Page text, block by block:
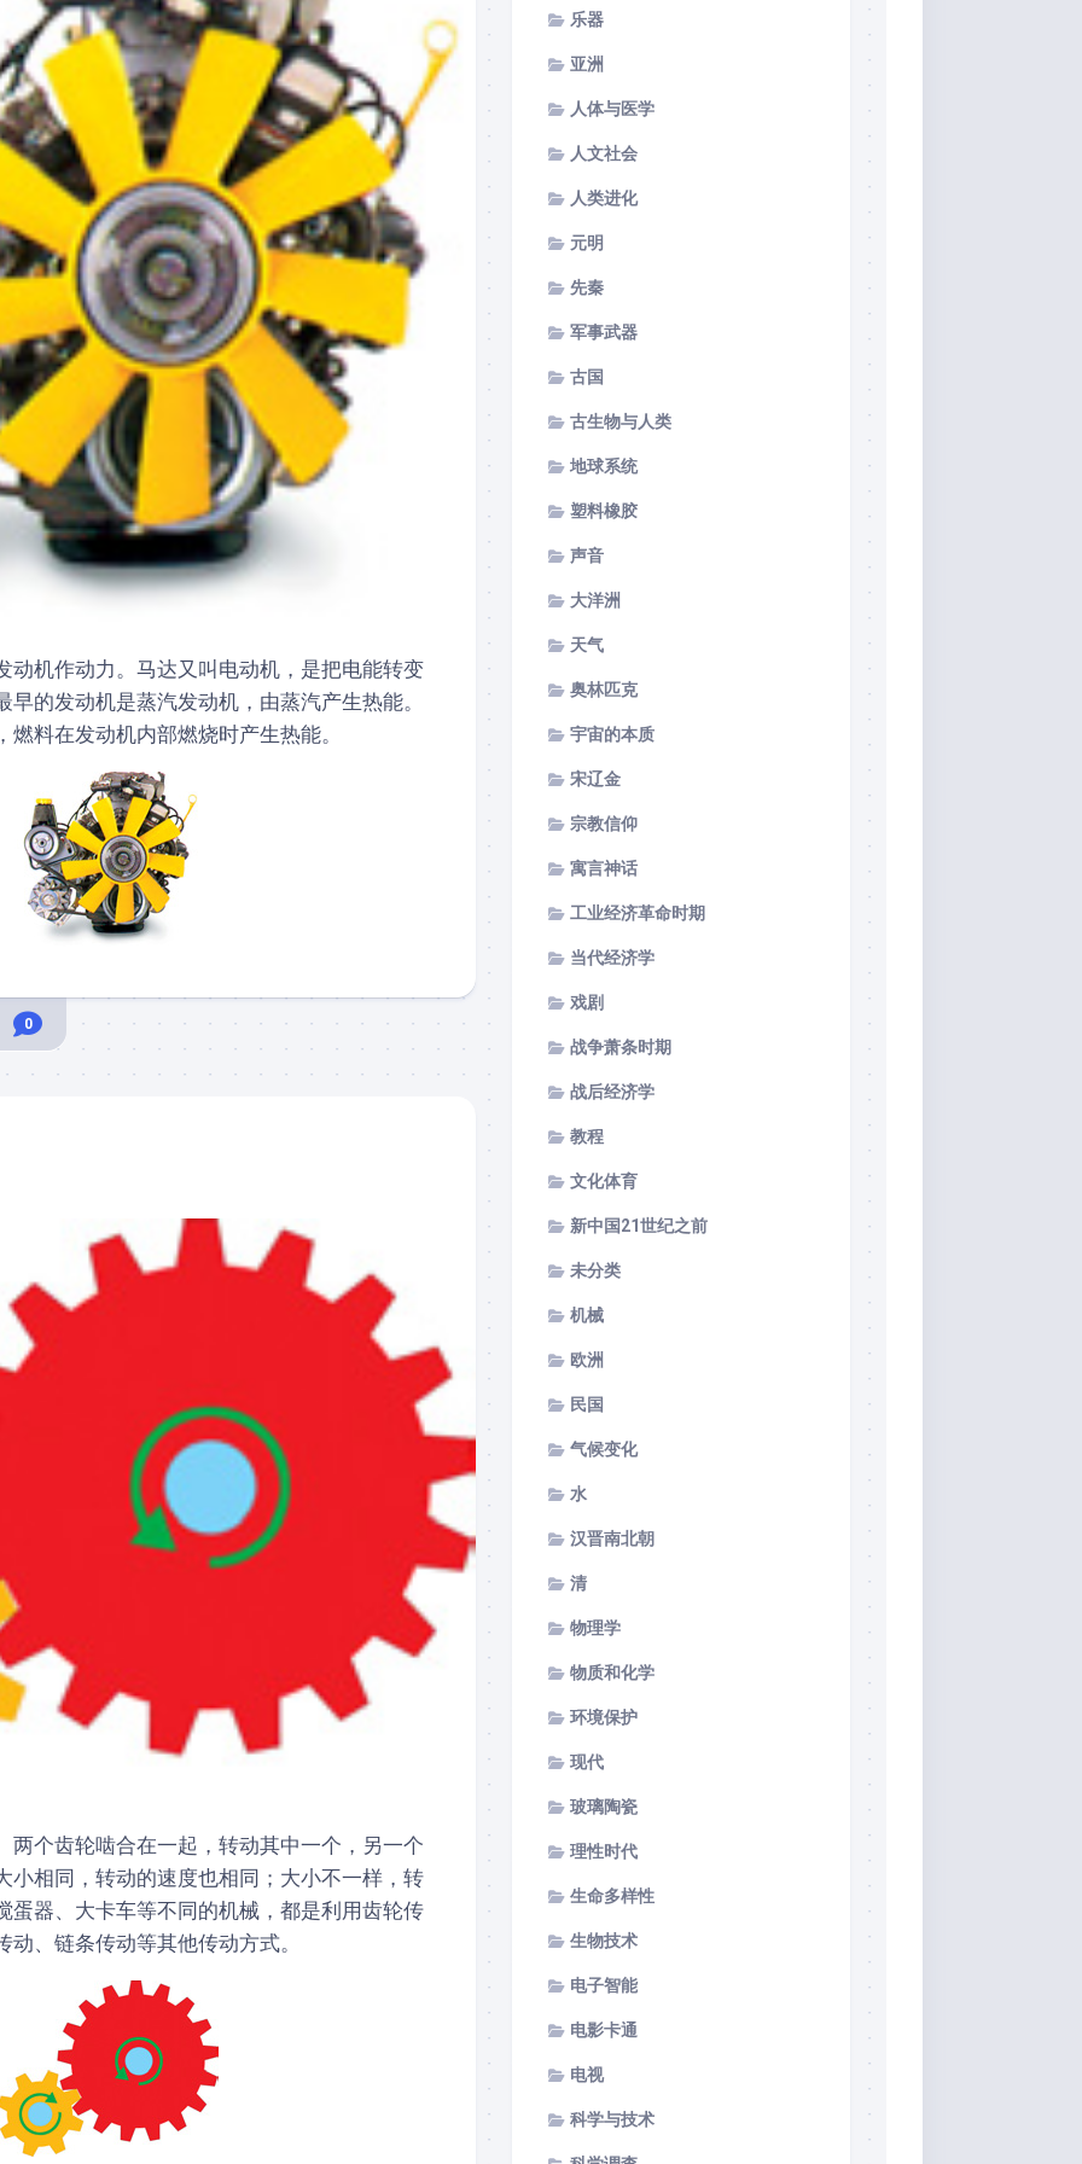
动机作动力。马达又叫电动机，是把电能转变
的发动机是蒸汽发动机，由蒸汽产生热能。
料在发动机内部燃烧时产生热能。
0
两个齿轮啮合在一起，转动其中一个，另一个
小相同，转动的速度也相同；大小不一样，转
蛋器、大卡车等不同的机械，都是利用齿轮传
、链条传动等其他传动方式。
乐器
亚洲
人体与医学
人文社会
人类进化
元明
先秦
军事武器
古国
古生物与人类
地球系统
塑料橡胶
声音
大洋洲
天气
奥林匹克
宇宙的本质
宋辽金
宗教信仰
寓言神话
工业经济革命时期
当代经济学
戏剧
战争萧条时期
战后经济学
教程
文化体育
新中国21世纪之前
未分类
机械
欧洲
民国
气候变化
水
汉晋南北朝
清
物理学
物质和化学
环境保护
现代
玻璃陶瓷
理性时代
生命多样性
生物技术
电子智能
电影卡通
电视
科学与技术